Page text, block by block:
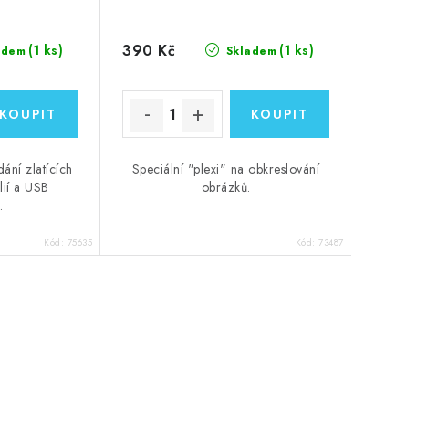
(1 ks)
zlatících
a USB
Kód: 75635
Skladem (1 ks)
390 Kč
Speciální "plexi" na obkreslování
obrázků.
Kód:73487